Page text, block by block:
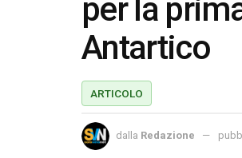
per la
Antartico
ARTICOLO
dalla Redazione